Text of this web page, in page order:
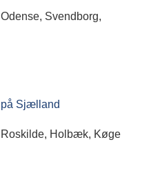
Svendborg,
Sjælland
Holbæk, Køge